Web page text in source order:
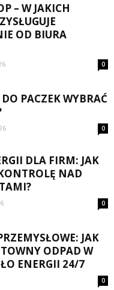
– W JAKICH
OD BIURA
0
PACZEK WYBRAĆ
0
DLA FIRM: JAK
NAD
0
JAK
ODPAD W
ENERGII 24/7
0